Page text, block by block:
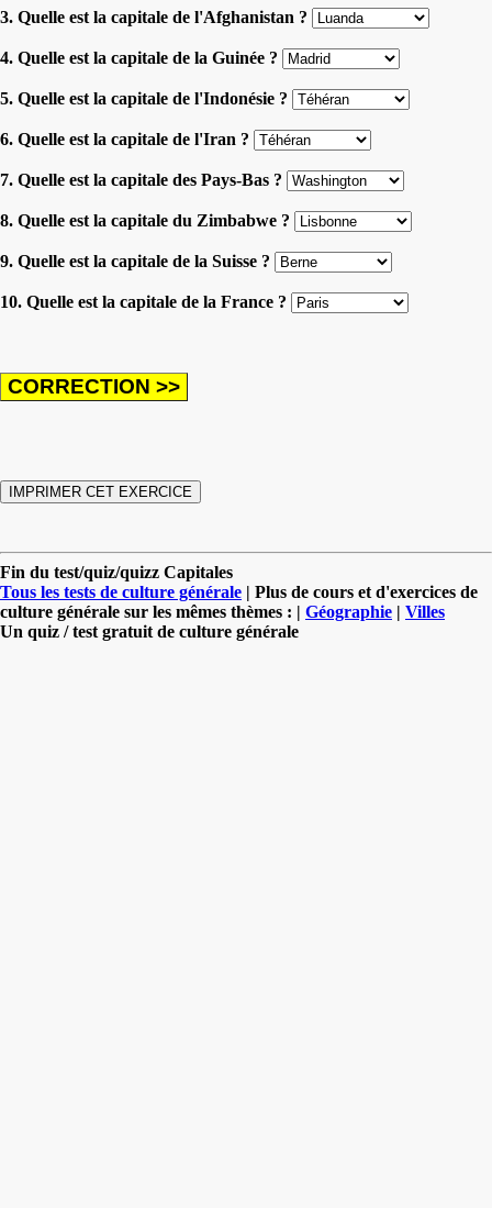
3. Quelle est la capitale de l'Afghanistan ?
4. Quelle est la capitale de la Guinée ?
5. Quelle est la capitale de l'Indonésie ?
6. Quelle est la capitale de l'Iran ?
7. Quelle est la capitale des Pays-Bas ?
8. Quelle est la capitale du Zimbabwe ?
9. Quelle est la capitale de la Suisse ?
10. Quelle est la capitale de la France ?
Fin du test/quiz/quizz Capitales
Tous les tests de culture générale | Plus de cours et d'exercices de
culture générale sur les mêmes thèmes : | Géographie | Villes
Un quiz / test gratuit de culture générale